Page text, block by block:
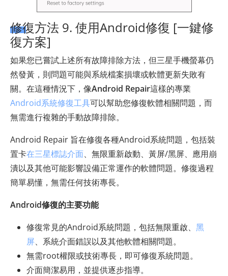
修復方法 9. 使用Android修復 [一鍵修
復方案]
如果您已嘗試上述所有故障排除方法，但三星手機螢幕仍
然發黃，則問題可能與系統檔案損壞或軟體更新失敗有
關。在這種情況下，像Android Repair這樣的專業
Android系統修復工具可以幫助您修復軟體相關問題，而
無需進行複雜的手動故障排除。
Android Repair 旨在修復各種Android系統問題，包括裝
置卡在三星標誌介面、無限重新啟動、黃屏/黑屏、應用崩
潰以及其他可能影響設備正常運作的軟體問題。修復過程
簡單易懂，無需任何技術專長。
Android修復的主要功能
修復常見的Android系統問題，包括無限重啟、 黑
屏、系統介面錯誤以及其他軟體相關問題。
無需root權限或技術專長，即可修復系統問題。
介面簡潔易用，並提供逐步指導。